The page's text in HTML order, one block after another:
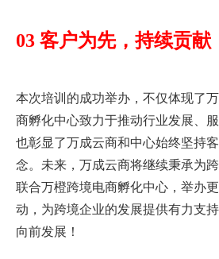
03 客户为先，持续贡献
本次培训的成功举办，不仅体现了
商孵化中心致力于推动行业发展、
也彰显了万成云商和中心始终坚持
念。未来，万成云商将继续秉承为
联合万橙跨境电商孵化中心，举办
动，为跨境企业的发展提供有力支
向前发展！